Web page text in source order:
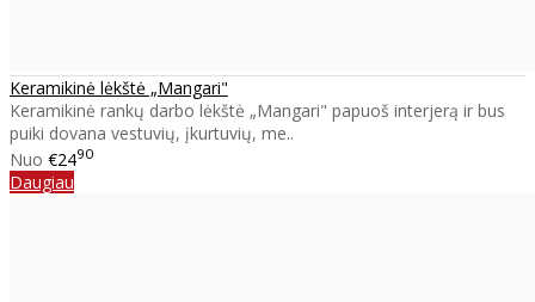
Keramikinė lėkštė „Mangari"
Keramikinė rankų darbo lėkštė „Mangari" papuoš interjerą ir bus
puiki dovana vestuvių, įkurtuvių, me..
Nuo €2490
Daugiau